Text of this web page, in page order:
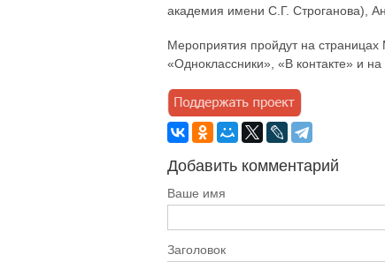
академия имени С.Г. Строганова),
Мероприятия пройдут на страницах
«Одноклассники», «В контакте» и на
Добавить комментарий
Ваше имя
Заголовок